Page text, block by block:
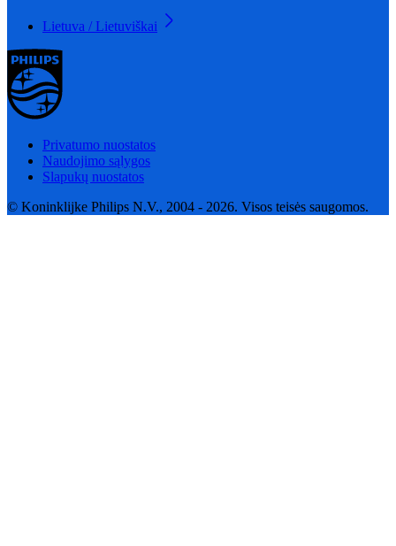
Lietuva / Lietuviškai
Privatumo nuostatos
Naudojimo sąlygos
Slapukų nuostatos
© Koninklijke Philips N.V., 2004 - 2026. Visos teisės saugomos.